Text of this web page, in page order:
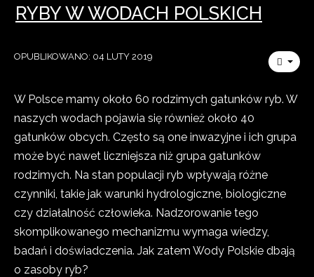
RYBY W WODACH POLSKICH
OPUBLIKOWANO: 04 LUTY 2019
W Polsce mamy około 60 rodzimych gatunków ryb. W
naszych wodach pojawia się również około 40
gatunków obcych. Często są one inwazyjne i ich grupa
może być nawet liczniejsza niż grupa gatunków
rodzimych. Na stan populacji ryb wpływają różne
czynniki, takie jak warunki hydrologiczne, biologiczne
czy działalność człowieka. Nadzorowanie tego
skomplikowanego mechanizmu wymaga wiedzy,
badań i doświadczenia. Jak zatem Wody Polskie dbają
o zasoby ryb?